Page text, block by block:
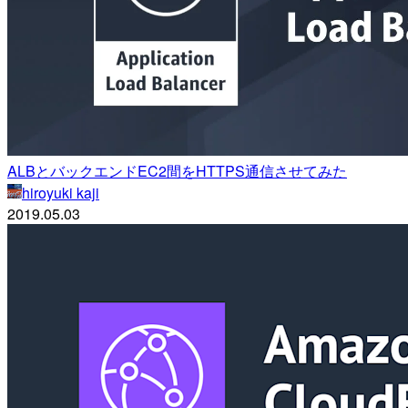
ALBとバックエンドEC2間をHTTPS通信させてみた
hiroyuki kaji
2019.05.03